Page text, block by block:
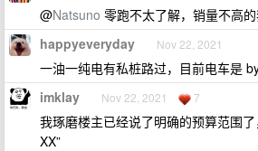
@Natsuno 零跑不太了解，销量不高
happyeveryday Nov 22, 2021
一油一纯电有私桩路过，目前电车是
imklay Nov 22, 2021 7
我琢磨楼主已经说了明确的预算范围
XX”